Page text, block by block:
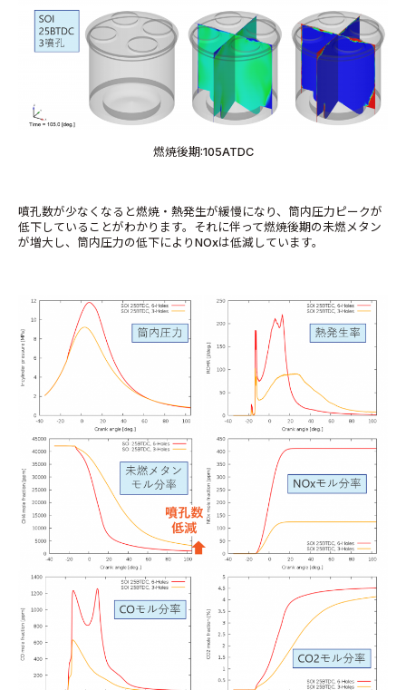
燃焼後期:105ATDC
噴孔数が少なくなると燃焼・熱発生が緩慢になり、筒内圧力ピークが
低下していることがわかります。それに伴って燃焼後期の未燃メタン
が増大し、筒内圧力の低下によりNOxは低減しています。